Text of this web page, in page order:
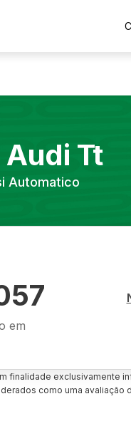
Audi Tt
Automatico
em
finalidade exclusivamente
como uma avaliação